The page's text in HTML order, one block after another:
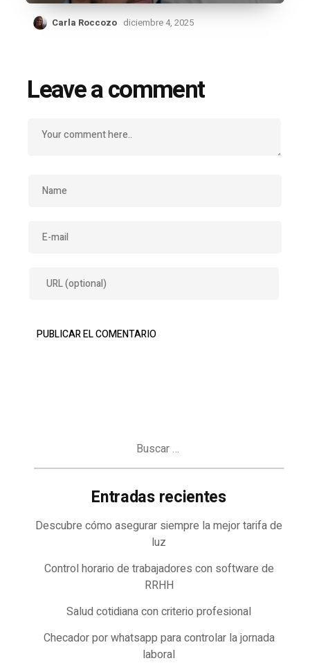
Carla Roccozo diciembre 4, 2025
Leave a comment
Entradas recientes
Descubre cómo asegurar siempre la mejor tarifa de
luz
Control horario de trabajadores con software de
RRHH
Salud cotidiana con criterio profesional
Checador por whatsapp para controlar la jornada
laboral